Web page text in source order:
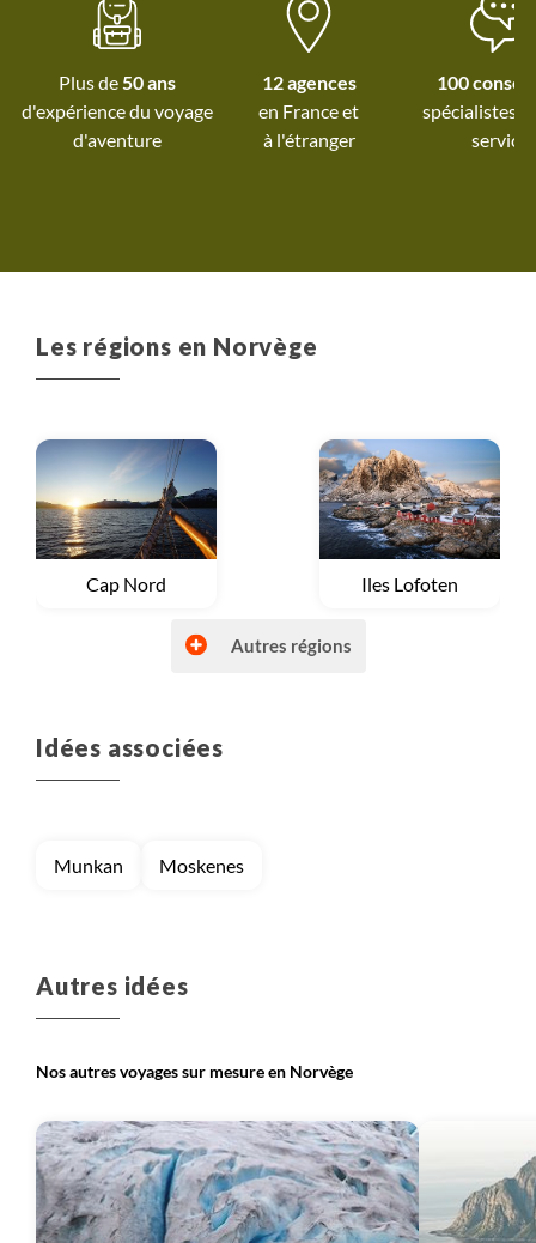
marche sur les
flanc de
souvent seuls au
nature. Sans
sortie memorable
Plus de 50 ans
d'expérience du voyage
d'aventure
12 agences
à l'étranger
100
spécialistes
service
Les régions en Norvège
Voyage
Cap Nord Voyage
Iles Lofoten
Voyage
Laponie norvégienne
Autres régions
Idées associées
Munkan Moskenes
Autres idées
Nos autres voyages sur mesure en Norvège